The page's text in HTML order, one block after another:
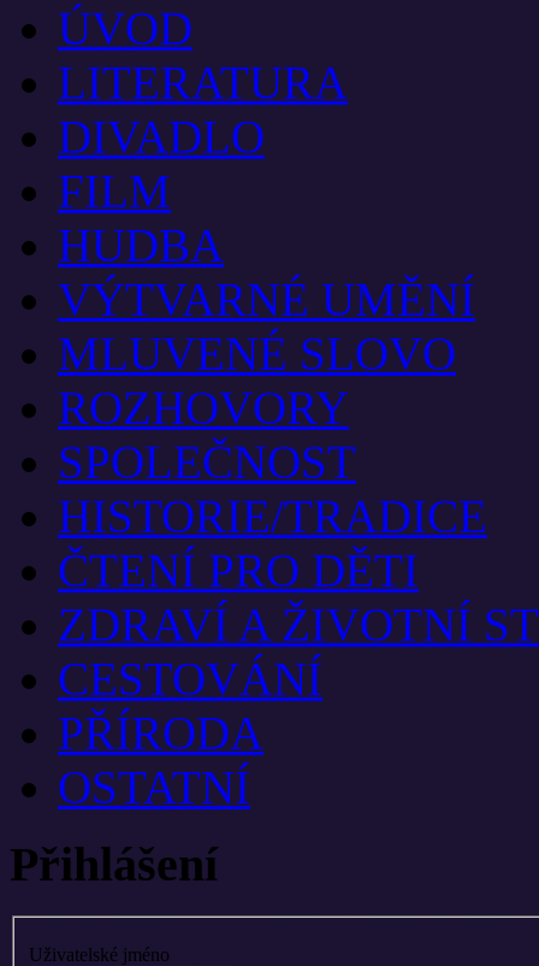
ÚVOD
LITERATURA
DIVADLO
FILM
HUDBA
VÝTVARNÉ UMĚNÍ
MLUVENÉ SLOVO
ROZHOVORY
SPOLEČNOST
HISTORIE/TRADICE
ČTENÍ PRO DĚTI
ZDRAVÍ A ŽIVOTNÍ
CESTOVÁNÍ
PŘÍRODA
OSTATNÍ
Přihlášení
Uživatelské jméno